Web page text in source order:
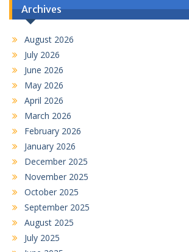
Archives
August 2026
July 2026
June 2026
May 2026
April 2026
March 2026
February 2026
January 2026
December 2025
November 2025
October 2025
September 2025
August 2025
July 2025